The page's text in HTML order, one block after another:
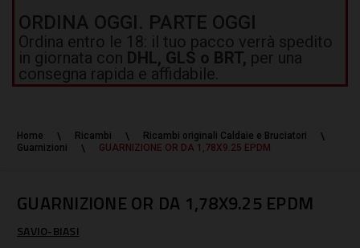
ORDINA OGGI. PARTE OGGI
Ordina entro le 18: il tuo pacco verrà spedito
in giornata con DHL, GLS o BRT, per una
consegna rapida e affidabile.
Home Ricambi
Ricambi originali Caldaie e Bruciatori
Guarnizioni
GUARNIZIONE OR DA 1,78X9.25 EPDM
GUARNIZIONE OR DA 1,78X9.25 EPDM
SAVIO-BIASI